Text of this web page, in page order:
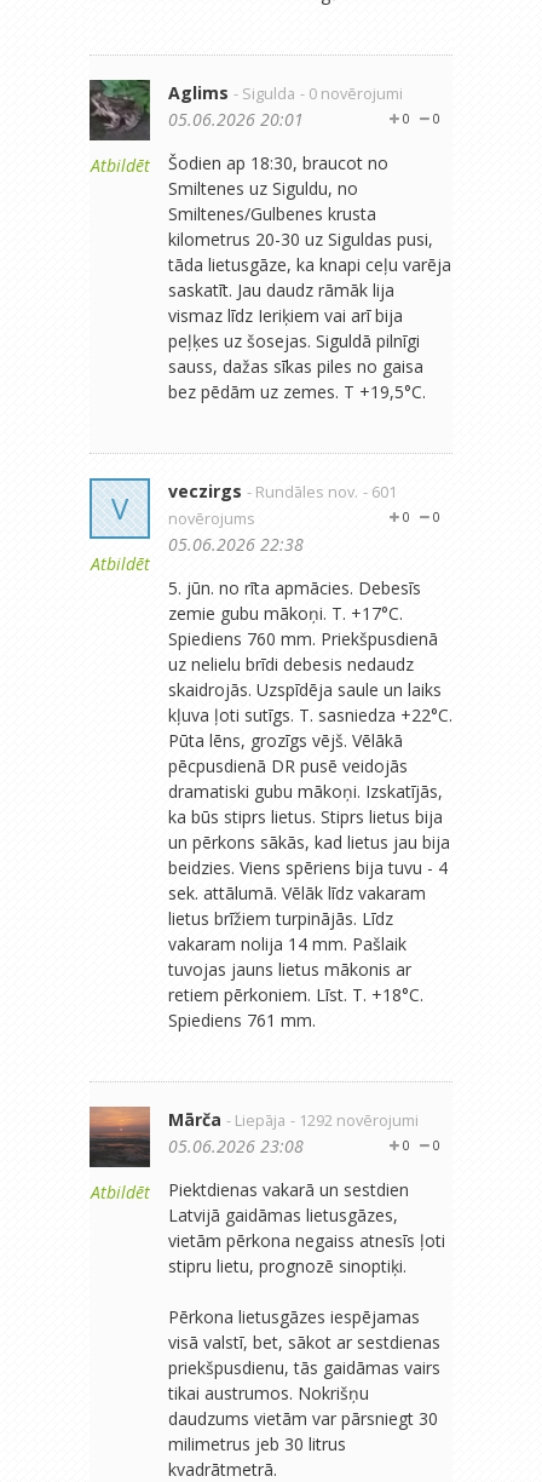
Atbildēt
Aglims - Sigulda - 0 novērojumi
0
0
05.06.2026 20:01
Šodien ap 18:30, braucot no
Smiltenes uz Siguldu, no
Smiltenes/Gulbenes krusta
kilometrus 20-30 uz Siguldas pusi,
tāda lietusgāze, ka knapi ceļu varēja
saskatīt. Jau daudz rāmāk lija
vismaz līdz Ieriķiem vai arī bija
peļķes uz šosejas. Siguldā pilnīgi
sauss, dažas sīkas piles no gaisa
bez pēdām uz zemes. T +19,5°C.
V
Atbildēt
veczirgs - Rundāles nov. - 601
novērojums
0
0
05.06.2026 22:38
5. jūn. no rīta apmācies. Debesīs
zemie gubu mākoņi. T. +17°C.
Spiediens 760 mm. Priekšpusdienā
uz nelielu brīdi debesis nedaudz
skaidrojās. Uzspīdēja saule un laiks
kļuva ļoti sutīgs. T. sasniedza +22°C.
Pūta lēns, grozīgs vējš. Vēlākā
pēcpusdienā DR pusē veidojās
dramatiski gubu mākoņi. Izskatījās,
ka būs stiprs lietus. Stiprs lietus bija
un pērkons sākās, kad lietus jau bija
beidzies. Viens spēriens bija tuvu - 4
sek. attālumā. Vēlāk līdz vakaram
lietus brīžiem turpinājās. Līdz
vakaram nolija 14 mm. Pašlaik
tuvojas jauns lietus mākonis ar
retiem pērkoniem. Līst. T. +18°C.
Spiediens 761 mm.
Atbildēt
Mārča - Liepāja - 1292 novērojumi
0
0
05.06.2026 23:08
Piektdienas vakarā un sestdien
Latvijā gaidāmas lietusgāzes,
vietām pērkona negaiss atnesīs ļoti
stipru lietu, prognozē sinoptiķi.
Pērkona lietusgāzes iespējamas
visā valstī, bet, sākot ar sestdienas
priekšpusdienu, tās gaidāmas vairs
tikai austrumos. Nokrišņu
daudzums vietām var pārsniegt 30
milimetrus jeb 30 litrus
kvadrātmetrā.